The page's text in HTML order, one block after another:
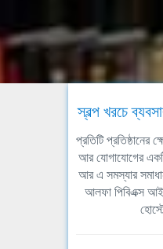
স্বল্প খরচে
প্রতিটি প্রতিষ্ঠানের
আর যোগাযোগের
আর এ সমস্যার
আলফা পিবিএক্স